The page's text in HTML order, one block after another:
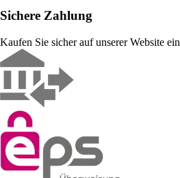
Sichere Zahlung
Kaufen Sie sicher auf unserer Website ein